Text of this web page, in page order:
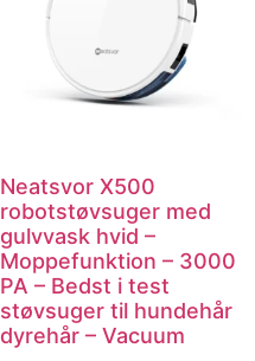
Neatsvor X500
robotstøvsuger med
gulvvask hvid –
Moppefunktion – 3000
PA – Bedst i test
støvsuger til hundehår
dyrehår – Vacuum